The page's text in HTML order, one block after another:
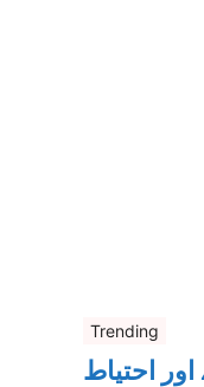
Trending
اور احتیاط